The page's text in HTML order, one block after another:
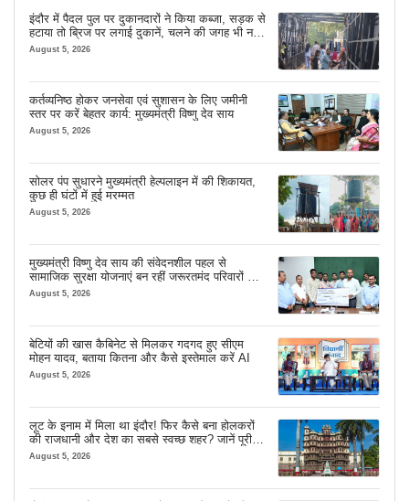
इंदौर में पैदल पुल पर दुकानदारों ने किया कब्जा, सड़क से
हटाया तो ब्रिज पर लगाई दुकानें, चलने की जगह भी नहीं
मिल रही
August 5, 2026
कर्तव्यनिष्ठ होकर जनसेवा एवं सुशासन के लिए जमीनी
स्तर पर करें बेहतर कार्य: मुख्यमंत्री विष्णु देव साय
August 5, 2026
सोलर पंप सुधारने मुख्यमंत्री हेल्पलाइन में की शिकायत,
कुछ ही घंटों में हुई मरम्मत
August 5, 2026
मुख्यमंत्री विष्णु देव साय की संवेदनशील पहल से
सामाजिक सुरक्षा योजनाएं बन रहीं जरूरतमंद परिवारों का
मजबूत सहारा
August 5, 2026
बेटियों की खास कैबिनेट से मिलकर गदगद हुए सीएम
मोहन यादव, बताया कितना और कैसे इस्तेमाल करें AI
August 5, 2026
लूट के इनाम में मिला था इंदौर! फिर कैसे बना होलकरों
की राजधानी और देश का सबसे स्वच्छ शहर? जानें पूरी
कहानी
August 5, 2026